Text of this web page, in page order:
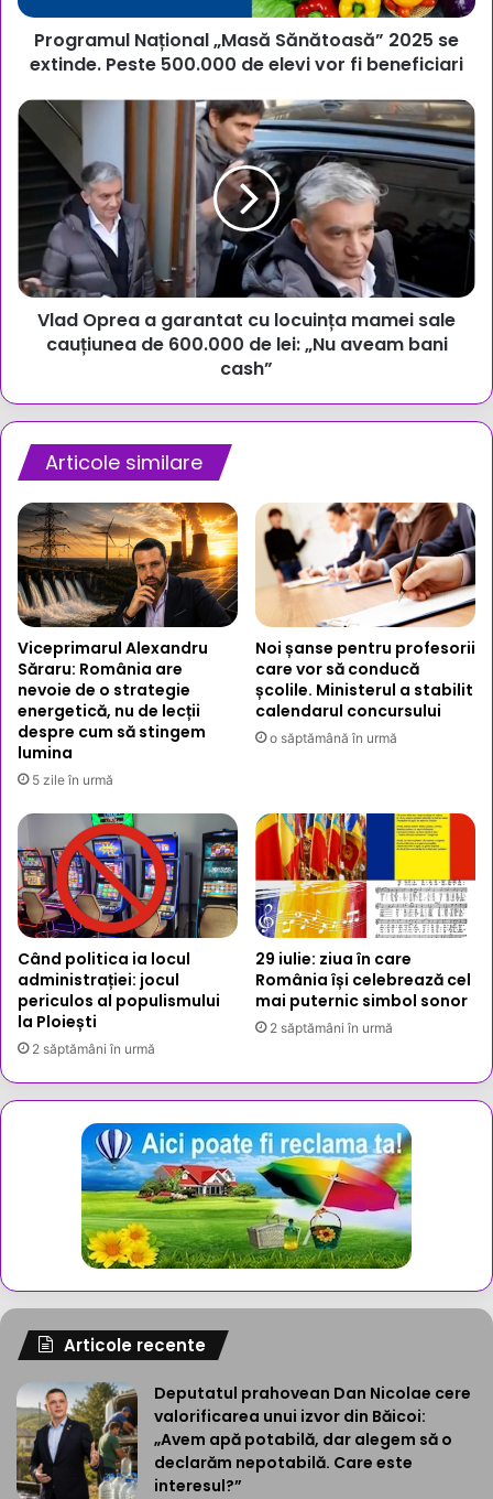
500.000
elevi
fi
beneficiari
Programul Național „Masă Sănătoasă” 2025 se
extinde. Peste 500.000 de elevi vor fi beneficiari
Vlad
Oprea
garantat
cu
locuința
mamei
sale
cauțiunea
600.000
„Nu
bani
cash”
Vlad Oprea a garantat cu locuința mamei sale
cauțiunea de 600.000 de lei: „Nu aveam bani
cash”
Articole similare
Viceprimarul Alexandru
Săraru: România are
nevoie de o strategie
energetică, nu de lecții
despre cum să stingem
lumina
5 zile în urmă
Noi șanse pentru profesorii
care vor să conducă
școlile. Ministerul a stabilit
calendarul concursului
o săptămână în urmă
Când politica ia locul
administrației: jocul
periculos al populismului
la Ploiești
2 săptămâni în urmă
29 iulie: ziua în care
România își celebrează cel
mai puternic simbol sonor
2 săptămâni în urmă
Articole recente
Deputatul prahovean Dan Nicolae cere
valorificarea unui izvor din Băicoi:
„Avem apă potabilă, dar alegem să o
declarăm nepotabilă. Care este
interesul?”